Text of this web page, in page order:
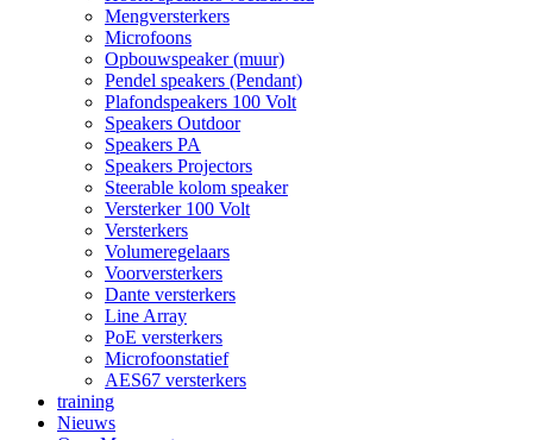
Mengversterkers
Microfoons
Opbouwspeaker (muur)
Pendel speakers (Pendant)
Plafondspeakers 100 Volt
Speakers Outdoor
Speakers PA
Speakers Projectors
Steerable kolom speaker
Versterker 100 Volt
Versterkers
Volumeregelaars
Voorversterkers
Dante versterkers
Line Array
PoE versterkers
Microfoonstatief
AES67 versterkers
training
Nieuws